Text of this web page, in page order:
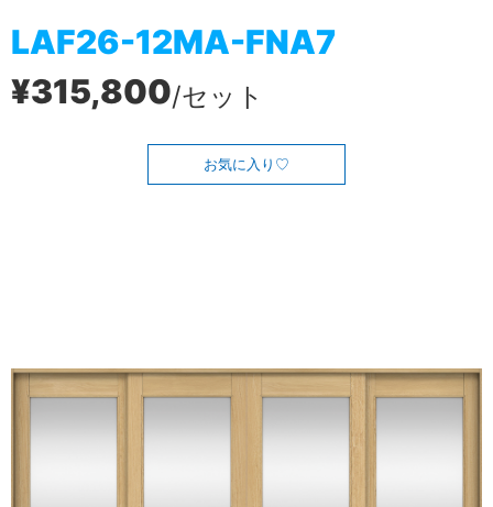
LAF26-12MA-FNA7
¥315,800/セット
お気に入り